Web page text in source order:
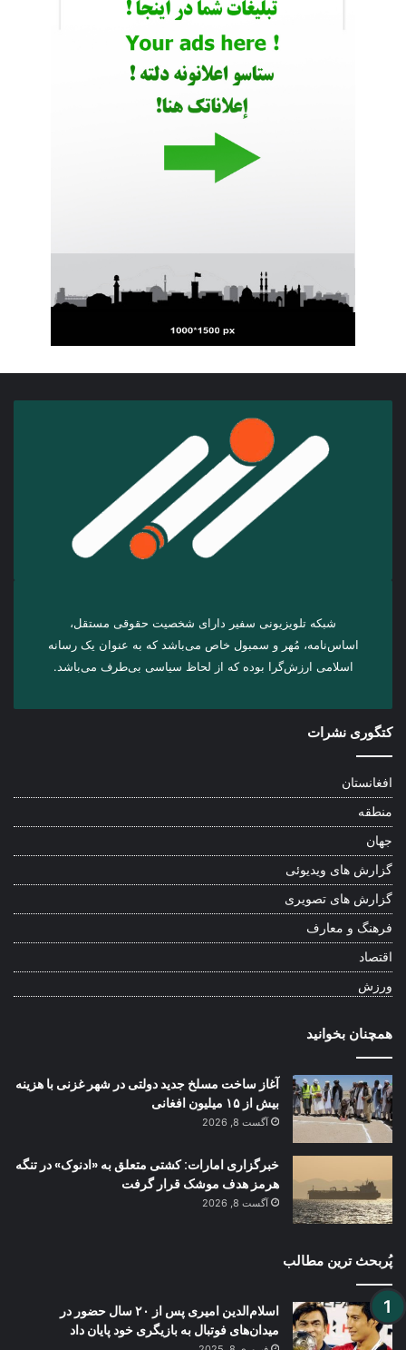
شبکه تلویزیونی سفیر دارای شخصیت حقوقی مستقل،
اساس‌نامه، مُهر و سمبول خاص می‌باشد که به عنوان یک رسانه
اسلامی ارزش‌گرا بوده که از لحاظ سیاسی بی‌طرف می‌باشد.
کتگوری نشرات
افغانستان
منطقه
جهان
گزارش های ویدیوئی
گزارش های تصویری
فرهنگ و معارف
اقتصاد
ورزش
همچنان بخوانید
آغاز ساخت مسلخ جدید دولتی در شهر غزنی با هزینه
بیش از ۱۵ میلیون افغانی
آگست 8, 2026
خبرگزاری امارات: کشتی متعلق به «ادنوک» در تنگه
هرمز هدف موشک قرار گرفت
آگست 8, 2026
پُربحث ترین مطالب
اسلام‌الدین امیری پس از ۲۰ سال حضور در
میدان‌های فوتبال به بازیگری خود پایان داد